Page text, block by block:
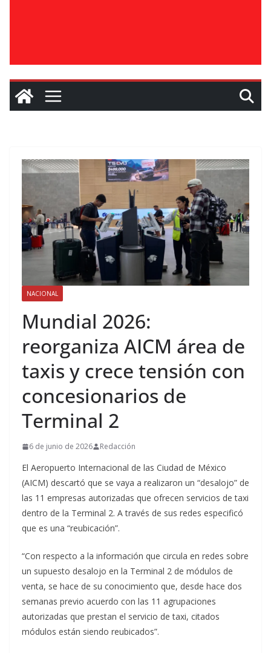
NACIONAL
Mundial 2026:
reorganiza AICM área de
taxis y crece tensión con
concesionarios de
Terminal 2
6 de junio de 2026 Redacción
El Aeropuerto Internacional de las Ciudad de México
(AICM) descartó que se vaya a realizaron un “desalojo” de
las 11 empresas autorizadas que ofrecen servicios de taxi
dentro de la Terminal 2. A través de sus redes especificó
que es una “reubicación”.
“Con respecto a la información que circula en redes sobre
un supuesto desalojo en la Terminal 2 de módulos de
venta, se hace de su conocimiento que, desde hace dos
semanas previo acuerdo con las 11 agrupaciones
autorizadas que prestan el servicio de taxi, citados
módulos están siendo reubicados”.